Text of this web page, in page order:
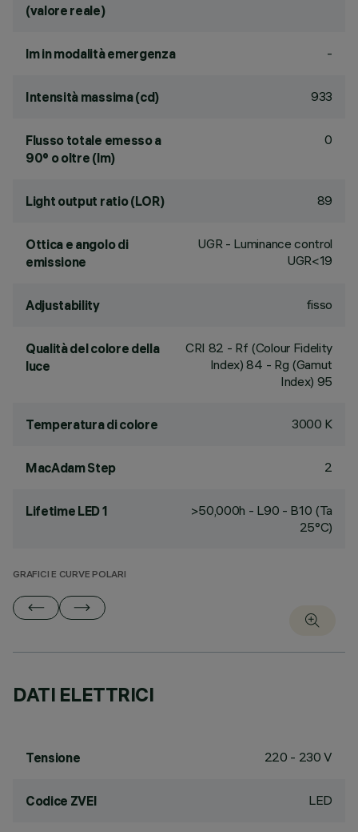
(valore reale)
lm in modalità emergenza -
Intensità massima (cd) 933
Flusso totale emesso a
90° o oltre (lm)
0
Light output ratio (LOR) 89
Ottica e angolo di
emissione
UGR - Luminance control
UGR<19
Adjustability fisso
Qualità del colore della
luce
CRI 82 - Rf (Colour Fidelity
Index) 84 - Rg (Gamut
Index) 95
Temperatura di colore 3000 K
MacAdam Step 2
Lifetime LED 1
>50,000h - L90 - B10 (Ta
25°C)
GRAFICI E CURVE POLARI
DATI ELETTRICI
Tensione 220 - 230 V
Codice ZVEI LED